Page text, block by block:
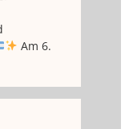
Am 6.